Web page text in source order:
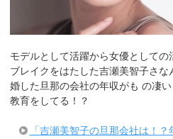
モデルとして活躍から女優として
ブレイクをはたした吉瀬美智子さ
婚した旦那の会社の年収がも の凄
教育をしてる！？
「吉瀬美智子の旦那会社は！